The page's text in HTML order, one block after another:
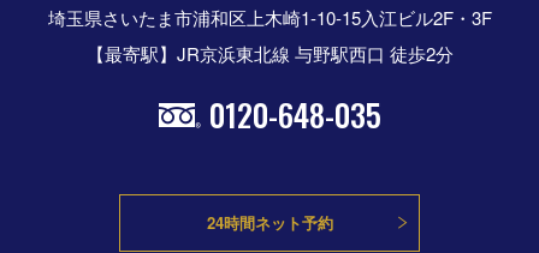
埼玉県さいたま市浦和区上木崎1-10-15入江ビル2F・3F
【最寄駅】JR京浜東北線 与野駅西口 徒歩2分
0120-648-035
24時間ネット予約